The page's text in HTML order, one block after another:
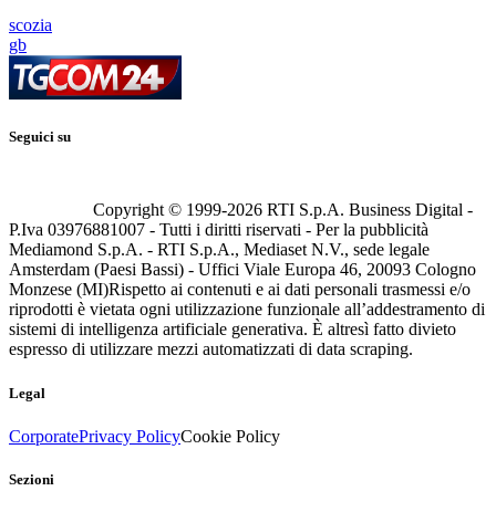
scozia
gb
Seguici su
Copyright © 1999-2026 RTI S.p.A. Business Digital -
P.Iva 03976881007 - Tutti i diritti riservati - Per la pubblicità
Mediamond S.p.A. - RTI S.p.A., Mediaset N.V., sede legale
Amsterdam (Paesi Bassi) - Uffici Viale Europa 46, 20093 Cologno
Monzese (MI)Rispetto ai contenuti e ai dati personali trasmessi e/o
riprodotti è vietata ogni utilizzazione funzionale all’addestramento di
sistemi di intelligenza artificiale generativa. È altresì fatto divieto
espresso di utilizzare mezzi automatizzati di data scraping.
Legal
CorporatePrivacy PolicyCookie Policy
Sezioni